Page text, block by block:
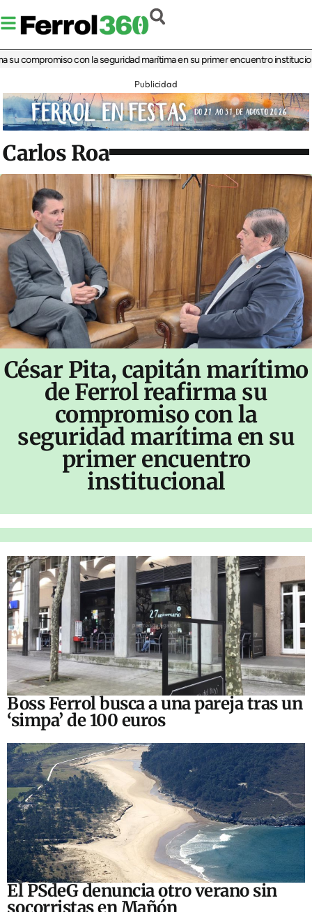
con la seguridad marítima en su primer encuentro institucional
Publicidad
Carlos Roa
César Pita, capitán marítimo
de Ferrol reafirma su
compromiso con la
seguridad marítima en su
primer encuentro
institucional
Boss Ferrol busca a una pareja tras un
‘simpa’ de 100 euros
El PSdeG denuncia otro verano sin